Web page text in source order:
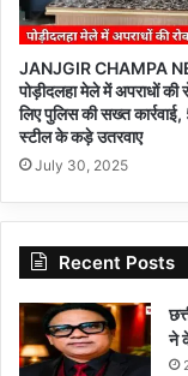
JANJGIR CHAMPA
पोड़ीदलहा मेले में अपराधों की
लिए पुलिस की सख्त
स्टील के कड़े उतरवाए
July 30, 2025
Recent Posts
ने